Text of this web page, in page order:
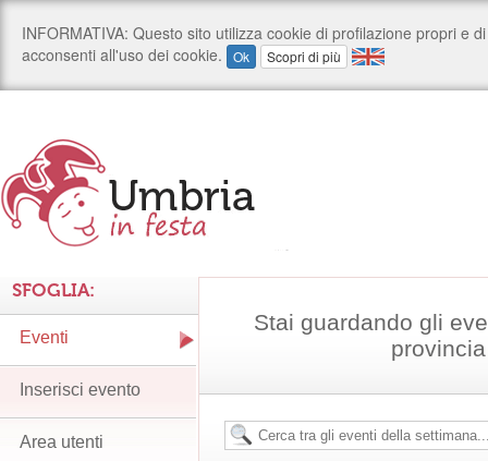
Stai guardando gli
SFOGLIA:
Eventi
Inserisci evento
Area utenti